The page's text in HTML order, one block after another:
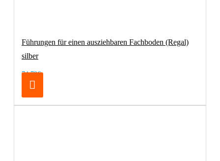
Führungen für einen ausziehbaren Fachboden (Regal)
silber
74,79€